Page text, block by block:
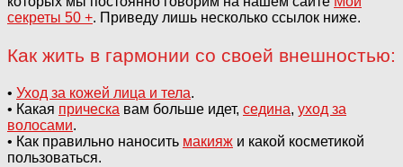
секреты 50 +. Приведу лишь несколько ссылок ниже.
Как жить в гармонии со своей внешностью:
• Уход за кожей лица и тела.
• Какая прическа вам больше идет, седина, уход за
волосами.
• Как правильно наносить макияж и какой косметикой
пользоваться.